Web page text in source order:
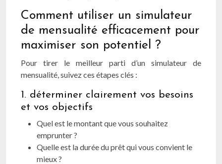
Comment utiliser un simulateur
de mensualité efficacement pour
maximiser son potentiel ?
Pour tirer le meilleur parti d’un simulateur de
mensualité, suivez ces étapes clés :
1. déterminer clairement vos besoins
et vos objectifs
Quel est le montant que vous souhaitez
emprunter ?
Quelle est la durée du prêt qui vous convient le
mieux ?